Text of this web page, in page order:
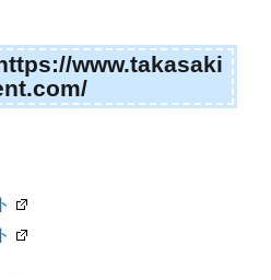
www.takasaki